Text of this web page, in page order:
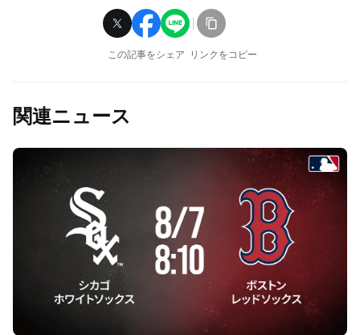
この記事をシェア リンクをコピー
関連ニュース